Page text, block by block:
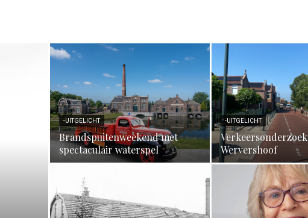
-UITGELICHT
Brandspuitenweekend met
spectaculair waterspel
-UITGELICHT
Verkeersonderzoek
Wervershoof